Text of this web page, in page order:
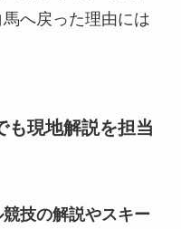
へ戻った理由には
も現地解説を担当
技の解説やスキー